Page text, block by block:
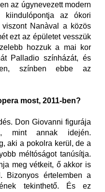
az úgynevezett modern
kiindulópontja az ókori
Nanàval a közös
ezt az épületet vesszük
hozzuk a mai kor
Palladio színházát, és
színben ebbe az
most, 2011-ben?
Don Giovanni figurája
mint annak idején.
aki a pokolra kerül, de a
méltóságot tanúsítja.
meg vétkeit, ő akkor is
Bizonyos értelemben a
tekinthető. És ez